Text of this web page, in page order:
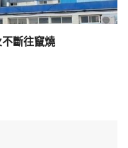
斷往竄燒